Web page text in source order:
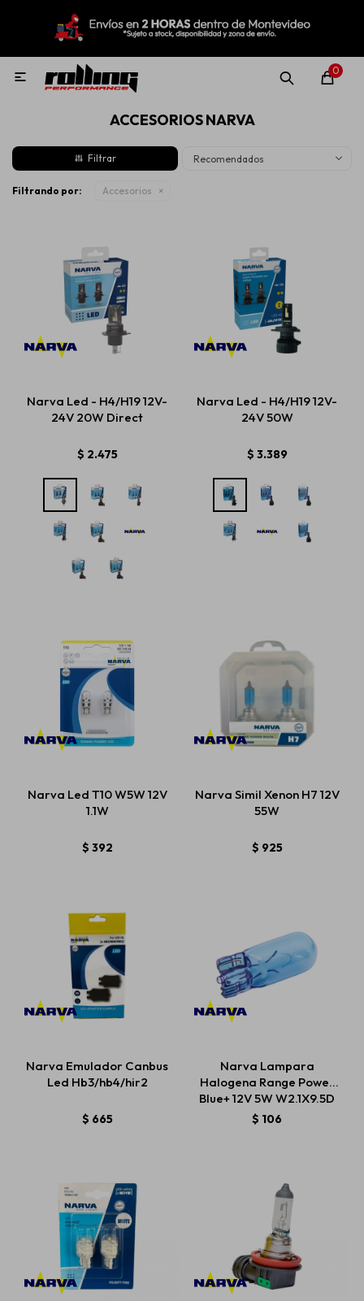
0

ACCESORIOS NARVA
Recomendados
Filtrando por: Accesorios
Narva Led - H4/H19 12V-
24V 20W Direct
$ 2.475
Narva Led - H4/H19 12V-
24V 50W
$ 3.389
Narva Led T10 W5W 12V
1.1W
$ 392
Narva Simil Xenon H7 12V
55W
$ 925
Narva Emulador Canbus
Led Hb3/hb4/hir2
$ 665
Narva Lampara
Halogena Range Power
Blue+ 12V 5W W2.1X9.5D
$ 106
MI CUENTA
Nuevo! Rolling Repuestos
Llantas
Lubricantes
Aditivos
Aerosoles
Estética automotriz
Accesorios
Baterías
Servicios